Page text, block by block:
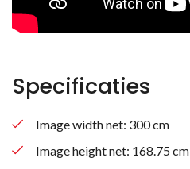
Specificaties
Image width net: 300 cm
Image height net: 168.75 cm